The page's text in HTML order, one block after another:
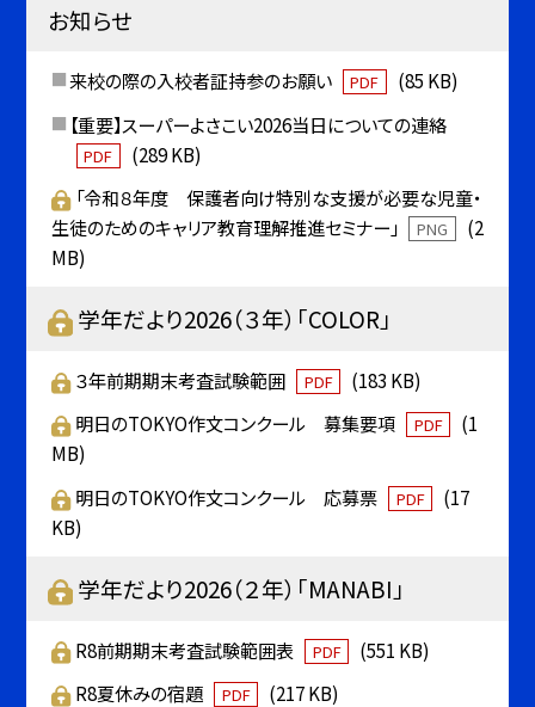
お知らせ
来校の際の入校者証持参のお願い PDF
(85 KB)
【重要】スーパーよさこい2026当日についての連絡
PDF
(289 KB)
「令和８年度 保護者向け特別な支援が必要な児童・
生徒のためのキャリア教育理解推進セミナー」
PNG
(2
MB)
学年だより2026（３年）「COLOR」
３年前期期末考査試験範囲 PDF
(183 KB)
明日のTOKYO作文コンクール 募集要項
PDF
(1
MB)
明日のTOKYO作文コンクール 応募票
PDF
(17
KB)
学年だより2026（２年）「MANABI」
R8前期期末考査試験範囲表 PDF
(551 KB)
R8夏休みの宿題
PDF (217 KB)